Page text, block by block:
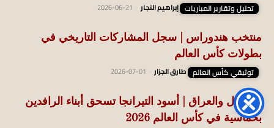
تحليل وتقارير المباريات إبراهيم النجار 2026-06-21
منتخب هندوراس | سجل المشاركات التاريخي في
بطولات كأس العالم
توثيقي كأس العالم طارق الجزار 2026-07-01
السنغال والعراق | أسود التيرانجا تسحق أبناء الرافدين
بخماسية في كأس العالم 2026